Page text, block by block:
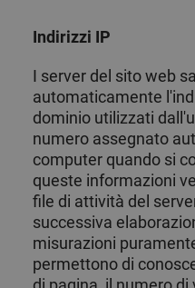
Indirizzi IP
I server del sito web
automaticamente
dominio utilizzati
numero assegnato
computer quando si
queste informazioni
file di attività del
successiva
misurazioni
permettono di
CookieScriptConsent
Policy